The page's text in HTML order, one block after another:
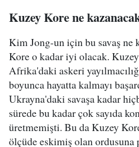
Kuzey Kore ne
Kim Jong-un için bu savaş ne
Kore o kadar iyi olacak.
Afrika'daki askeri
boyunca hayatta kalmayı
Ukrayna'daki savaşa kadar
sürede bu kadar çok sayıda
üretmemişti. Bu da Kuzey
ölçüde eskimiş olan ordusuna